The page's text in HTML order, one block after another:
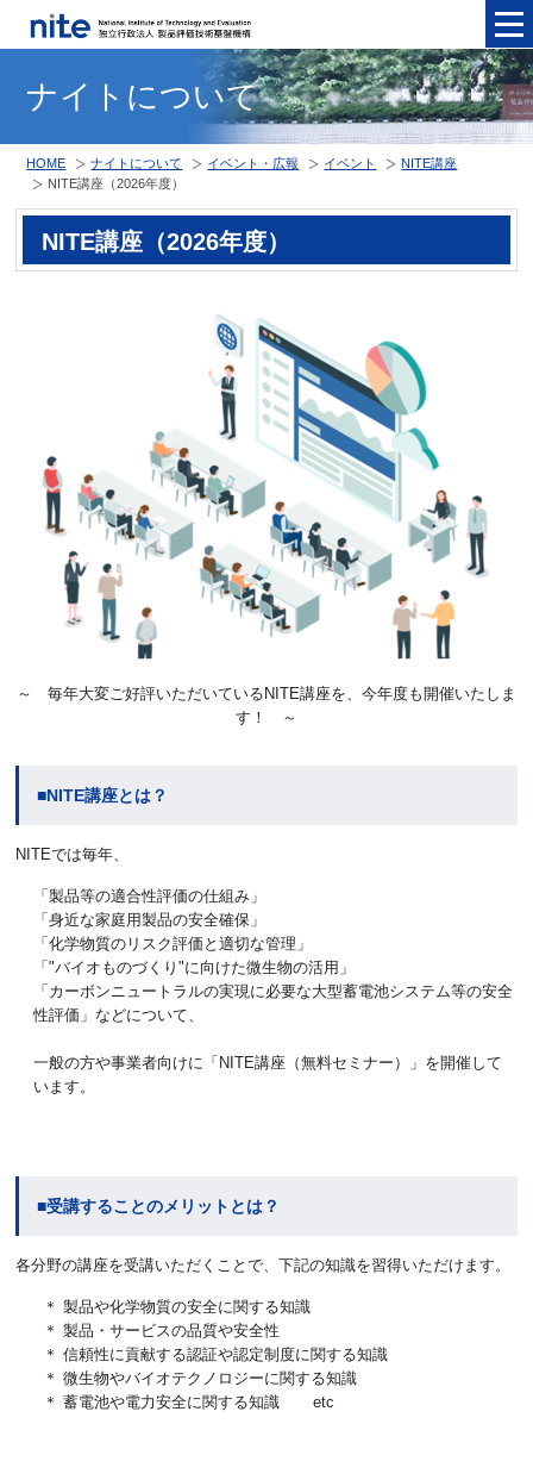
ナイトについて
HOME ナイトについて イベント・広報 イベント
NITE講座
NITE講座（2026年度）
NITE講座（2026年度）
～ 毎年大変ご好評いただいているNITE講座を、今年度も開催いたしま
す！ ～
■NITE講座とは？
NITEでは毎年、
「製品等の適合性評価の仕組み」
「身近な家庭用製品の安全確保」
「化学物質のリスク評価と適切な管理」
「"バイオものづくり"に向けた微生物の活用」
「カーボンニュートラルの実現に必要な大型蓄電池システム等の安全
性評価」などについて、
一般の方や事業者向けに「NITE講座（無料セミナー）」を開催して
います。
■受講することのメリットとは？
各分野の講座を受講いただくことで、下記の知識を習得いただけます。
＊ 製品や化学物質の安全に関する知識
＊ 製品・サービスの品質や安全性
＊ 信頼性に貢献する認証や認定制度に関する知識
＊ 微生物やバイオテクノロジーに関する知識
＊ 蓄電池や電力安全に関する知識 etc